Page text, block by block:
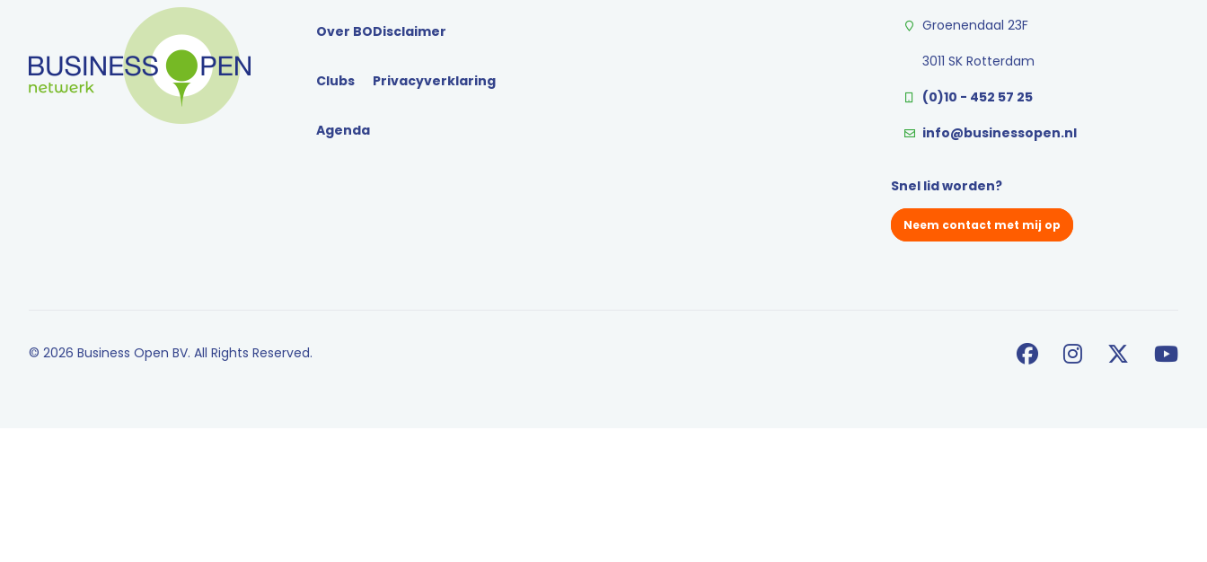
Over BO
Clubs
Agenda
Disclaimer
Privacyverklaring
Groenendaal 23F
3011 SK Rotterdam
(0)10 - 452 57 25
info@businessopen.nl
Snel lid worden?
Neem contact met mij op
© 2026 Business Open BV. All Rights Reserved.